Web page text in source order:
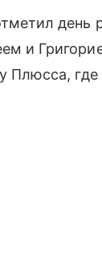
день
и
Плюсса,